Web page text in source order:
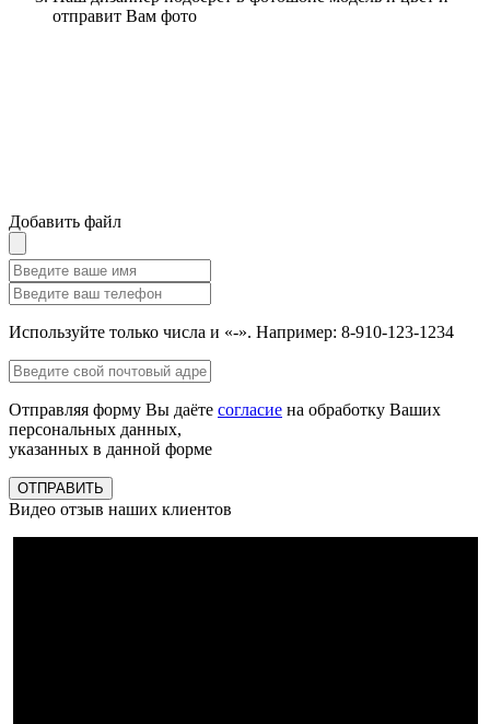
отправит Вам фото
Добавить файл
Используйте только числа и «-». Например: 8-910-123-1234
Отправляя форму Вы даёте согласие на обработку Ваших
персональных данных,
указанных в данной форме
ОТПРАВИТЬ
Видео отзыв наших клиентов